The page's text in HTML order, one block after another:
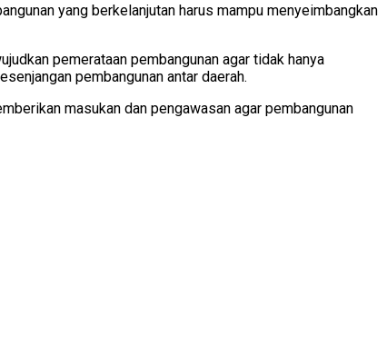
yang berkelanjutan harus mampu menyeimbangkan
pemerataan pembangunan agar tidak hanya
pembangunan antar daerah.
masukan dan pengawasan agar pembangunan